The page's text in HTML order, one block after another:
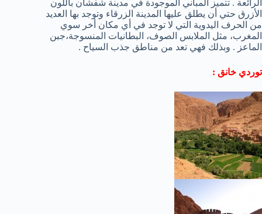
الرائعة . تتميز المباني الموجودة في مدينة شفشان باللون
الأزرق حتي أن يطلق عليها المدينة الزرقاء وتوجد بها العديد
من الحرف اليدوية التي لا توجد في أي مكان أخر سوي
المغرب، مثل الملابس الصوف، البطانيات المنسوجة،جبن
الماعز . وبذلك فهي تعد من مناطق جذب السياح .
توردي خانق :